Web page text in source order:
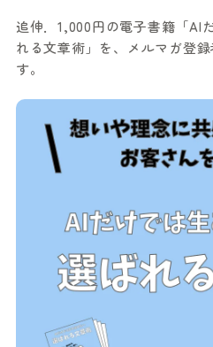
追伸．1,000円の電子書籍「AI
れる文章術」を、メルマガ登
す。